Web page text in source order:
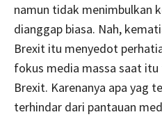
namun tidak menimbulkan
dianggap biasa. Nah,
Brexit itu menyedot
fokus media massa saat
Brexit. Karenanya apa yag
terhindar dari pantauan